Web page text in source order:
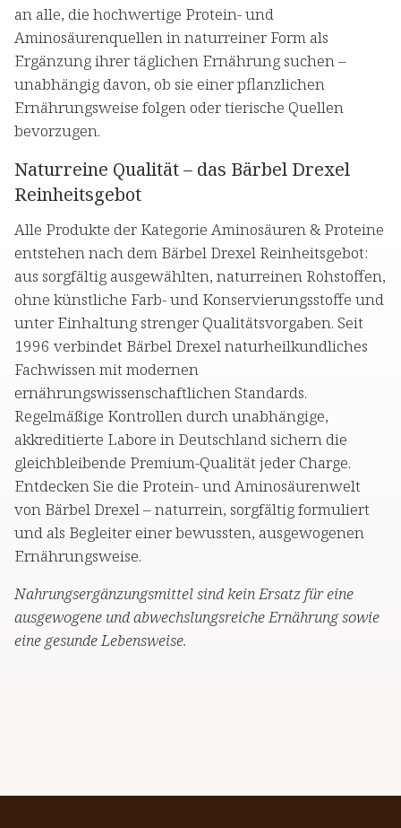
an alle, die hochwertige Protein- und
Aminosäurenquellen in naturreiner Form als
Ergänzung ihrer täglichen Ernährung suchen –
unabhängig davon, ob sie einer pflanzlichen
Ernährungsweise folgen oder tierische Quellen
bevorzugen.
Naturreine Qualität – das Bärbel Drexel
Reinheitsgebot
Alle Produkte der Kategorie Aminosäuren & Proteine
entstehen nach dem Bärbel Drexel Reinheitsgebot:
aus sorgfältig ausgewählten, naturreinen Rohstoffen,
ohne künstliche Farb- und Konservierungsstoffe und
unter Einhaltung strenger Qualitätsvorgaben. Seit
1996 verbindet Bärbel Drexel naturheilkundliches
Fachwissen mit modernen
ernährungswissenschaftlichen Standards.
Regelmäßige Kontrollen durch unabhängige,
akkreditierte Labore in Deutschland sichern die
gleichbleibende Premium-Qualität jeder Charge.
Entdecken Sie die Protein- und Aminosäurenwelt
von Bärbel Drexel – naturrein, sorgfältig formuliert
und als Begleiter einer bewussten, ausgewogenen
Ernährungsweise.
Nahrungsergänzungsmittel sind kein Ersatz für eine
ausgewogene und abwechslungsreiche Ernährung sowie
eine gesunde Lebensweise.